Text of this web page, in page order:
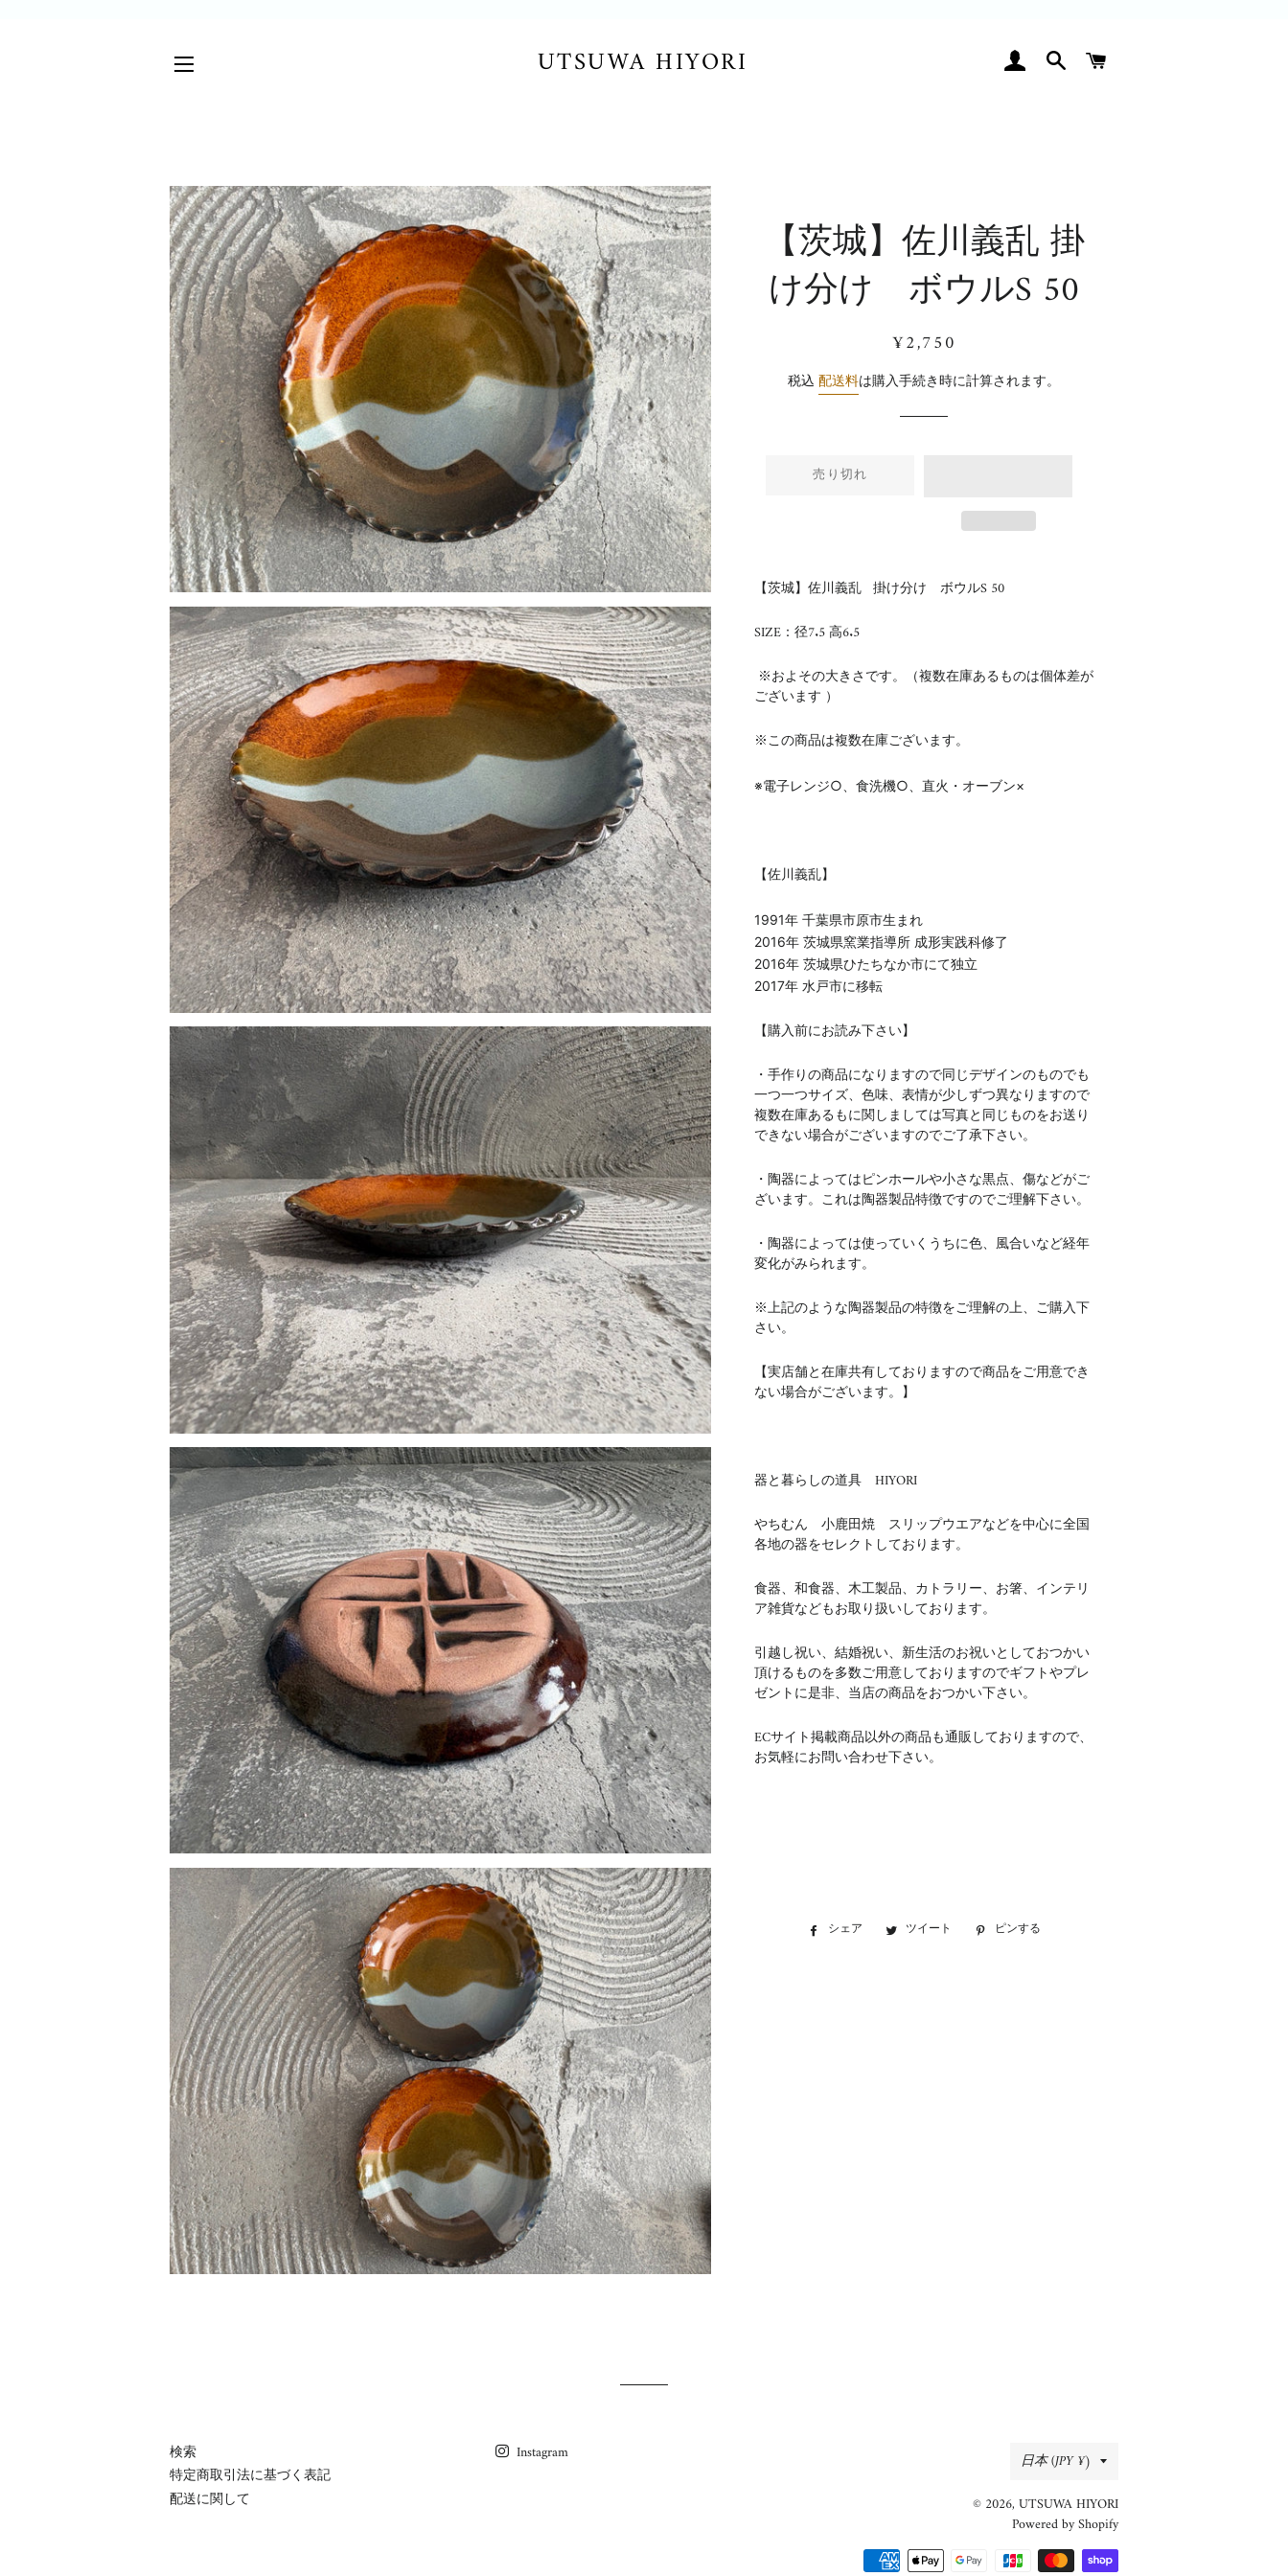
UTSUWA HIYORI ログイン検索
【茨城】佐川義乱 掛
け分け ボウルS 50
通
価
販
価
¥2,750
税込配送料は購入手続き時に計算されます。
売り切れ
【茨城】佐川義乱 掛け分け ボウルS 50
SIZE：径7.5 高6.5
※およその大きさです。（複数在庫あるものは個体差が
ございます ）
※この商品は複数在庫ございます。
※電子レンジ○、食洗機○、直火・オーブン×
【佐川義乱】
1991年 千葉県市原市生まれ
2016年 茨城県窯業指導所 成形実践科修了
2016年 茨城県ひたちなか市にて独立
2017年 水戸市に移転
【購入前にお読み下さい】
・手作りの商品になりますので同じデザインのものでも
一つ一つサイズ、色味、表情が少しずつ異なりますので
複数在庫あるもに関しましては写真と同じものをお送り
できない場合がございますのでご了承下さい。
・陶器によってはピンホールや小さな黒点、傷などがご
ざいます。これは陶器製品特徴ですのでご理解下さい。
・陶器によっては使っていくうちに色、風合いなど経年
変化がみられます。
※上記のような陶器製品の特徴をご理解の上、ご購入下
さい。
【実店舗と在庫共有しておりますので商品をご用意でき
ない場合がございます。】
器と暮らしの道具 HIYORI
やちむん 小鹿田焼 スリップウエアなどを中心に全国
各地の器をセレクトしております。
食器、和食器、木工製品、カトラリー、お箸、インテリ
ア雑貨などもお取り扱いしております。
引越し祝い、結婚祝い、新生活のお祝いとしておつかい
頂けるものを多数ご用意しておりますのでギフトやプレ
ゼントに是非、当店の商品をおつかい下さい。
ECサイト掲載商品以外の商品も通販しておりますので、
お気軽にお問い合わせ下さい。
シェア
Facebookツイート
Twitter ピンする
検索
特定商取引法に基づく表記
配送に関して
Instagram 国/
地
域
日本 (JPY ¥)
© 2026, UTSUWA HIYORI
Powered by Shopify
決